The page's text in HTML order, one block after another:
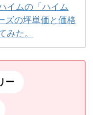
イムの「ハイム
ズの坪単価と価格
みた。
ー